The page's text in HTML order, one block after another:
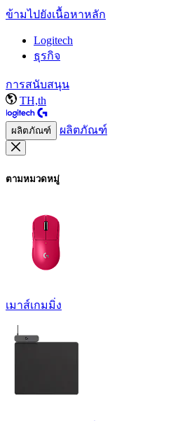
ข้ามไปยังเนื้อหาหลัก
Logitech
ธุรกิจ
การสนับสนุน
TH,th
ผลิตภัณฑ์ ผลิตภัณฑ์
ตามหมวดหมู่
เมาส์เกมมิ่ง